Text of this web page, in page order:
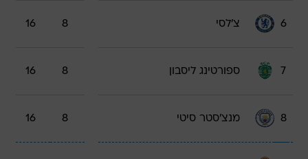
6 צ'לסי 8
16
7 ספורטינג ליסבון 8
16
8 מנצ'סטר סיטי 8
16